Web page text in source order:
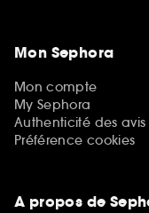
Mon Sephora
Mon compte
My Sephora
Authenticité des avis
Préférence cookies
A propos de